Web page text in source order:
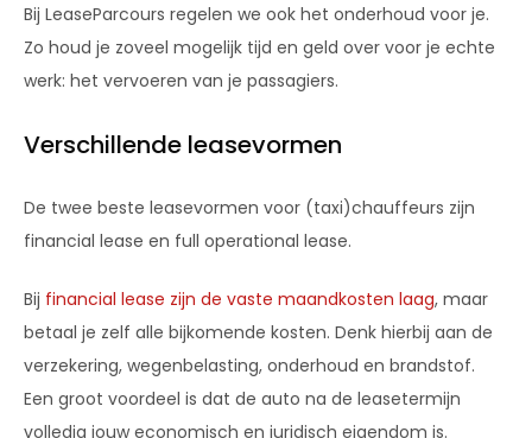
Bij LeaseParcours regelen we ook het onderhoud voor je.
Zo houd je zoveel mogelijk tijd en geld over voor je echte
werk: het vervoeren van je passagiers.
Verschillende leasevormen
De twee beste leasevormen voor (taxi)chauffeurs zijn
financial lease en full operational lease.
Bij financial lease zijn de vaste maandkosten laag, maar
betaal je zelf alle bijkomende kosten. Denk hierbij aan de
verzekering, wegenbelasting, onderhoud en brandstof.
Een groot voordeel is dat de auto na de leasetermijn
volledig jouw economisch en juridisch eigendom is.